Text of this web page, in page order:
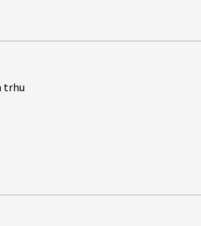
trhu